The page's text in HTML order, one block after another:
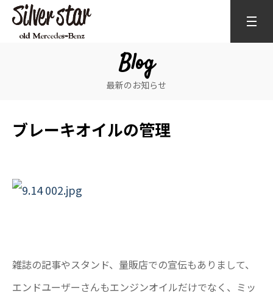
Blog
最新のお知らせ
ブレーキオイルの管理
雑誌の記事やスタンド、量販店での宣伝もありまして、
エンドユーザーさんもエンジンオイルだけでなく、ミッ